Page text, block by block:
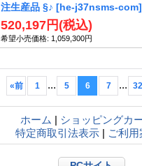
注生産品 §♪ [he-j37nsms-com]
520,197円 (税込)
希望小売価格: 1,059,300円
«前 1 ... 5 6 7 ... 32
ホーム | ショッピングカ
特定商取引法表示 | ご利用